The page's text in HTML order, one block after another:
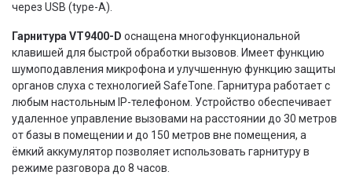
через USB (type-A).
Гарнитура VT9400-D оснащена многофункциональной
клавишей для быстрой обработки вызовов. Имеет функцию
шумоподавления микрофона и улучшенную функцию защиты
органов слуха с технологией SafeTone. Гарнитура работает с
любым настольным IP-телефоном. Устройство обеспечивает
удаленное управление вызовами на расстоянии до 30 метров
от базы в помещении и до 150 метров вне помещения, а
ёмкий аккумулятор позволяет использовать гарнитуру в
режиме разговора до 8 часов.